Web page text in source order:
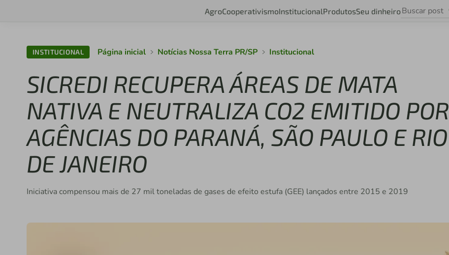
AgroCooperativismoInstitucionalProdutosSeu dinheiro
INSTITUCIONAL Página inicial Notícias Nossa Terra PR/SP Institucional
SICREDI RECUPERA ÁREAS DE MATA
NATIVA E NEUTRALIZA CO2 EMITIDO POR
AGÊNCIAS DO PARANÁ, SÃO PAULO E RIO
DE JANEIRO
Iniciativa compensou mais de 27 mil toneladas de gases de efeito estufa (GEE) lançados entre 2015 e 2019